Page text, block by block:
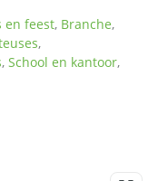
en feest, Branche,
,
, School en kantoor,